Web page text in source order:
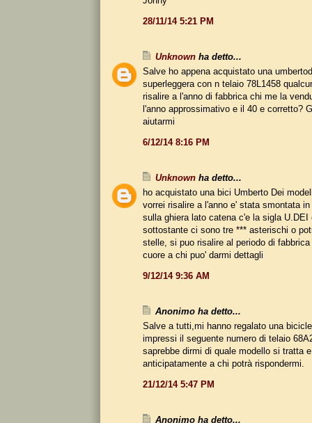
28/11/14 5:21 PM
Unknown ha detto...
Salve ho appena acquistato una
superleggera con n telaio 78L1458
risalire a l'anno di fabbrica chi me la
l'anno approssimativo e il 40 e corretto?
aiutarmi
6/12/14 8:16 PM
Unknown ha detto...
ho acquistato una bici Umberto Dei
vorrei risalire a l'anno e' stata smontata
sulla ghiera lato catena c'e la sigla U.DEI
sottostante ci sono tre *** asterischi o
stelle, si puo risalire al periodo di
cuore a chi puo' darmi dettagli
9/12/14 9:36 AM
Anonimo ha detto...
Salve a tutti,mi hanno regalato una
impressi il seguente numero di telaio
saprebbe dirmi di quale modello si tratta
anticipatamente a chi potrà rispondermi.
21/12/14 5:47 PM
Anonimo ha detto...